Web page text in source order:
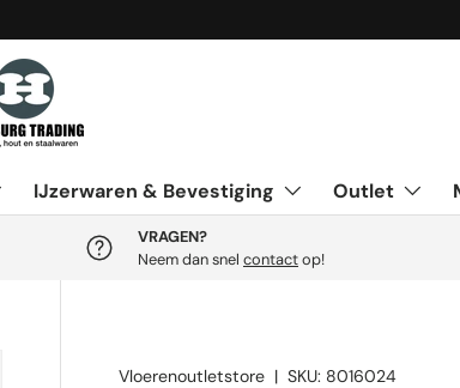
IJzerwaren & Bevestiging Outlet
VRAGEN?
Neem dan snel contactop!
Vloerenoutletstore |SKU: 8016024